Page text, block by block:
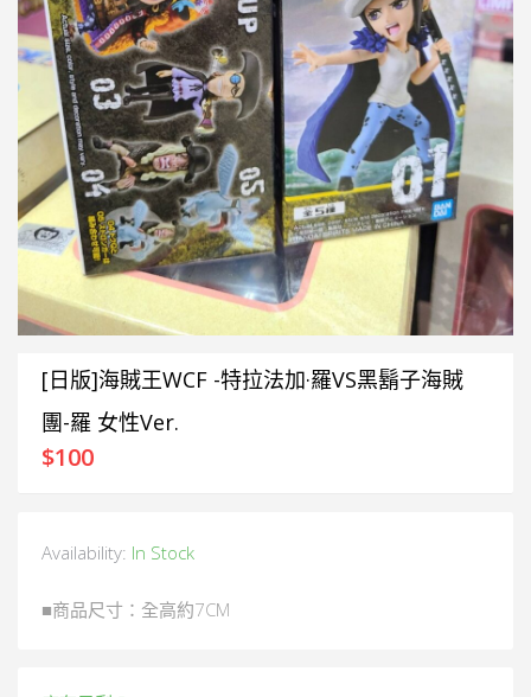
[日版]海賊王WCF -特拉法加·羅VS黑鬍子海賊
團-羅 女性Ver.
$100
Availability: In Stock
■商品尺寸：全高約7CM